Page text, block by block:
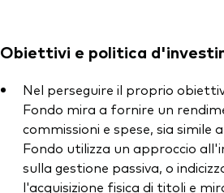
Obiettivi e politica
Nel perseguire il proprio
Fondo mira a fornire un
commissioni e spese, sia simile
Fondo utilizza un approccio
sulla gestione passiva, o
l'acquisizione fisica di titoli e